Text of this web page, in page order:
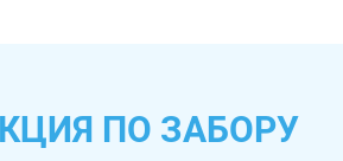
ПО ЗАБОРУ